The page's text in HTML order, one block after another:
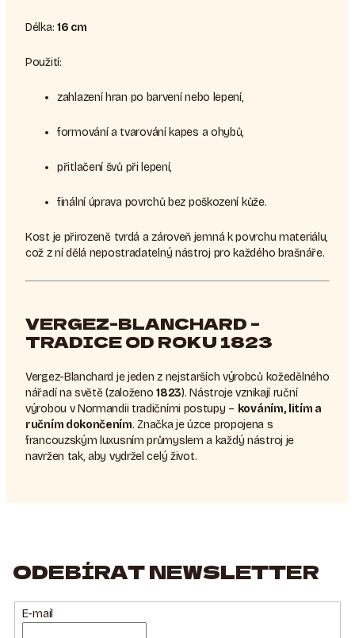
Délka: 16 cm
Použití:
zahlazení hran po barvení nebo lepení,
formování a tvarování kapes a ohybů,
přitlačení švů při lepení,
finální úprava povrchů bez poškození kůže.
Kost je přirozeně tvrdá a zároveň jemná k povrchu materiálu,
což z ní dělá nepostradatelný nástroj pro každého brašnáře.
VERGEZ-BLANCHARD –
TRADICE OD ROKU 1823
Vergez-Blanchard je jeden z nejstarších výrobců kožedělného
nářadí na světě (založeno1823). Nástroje vznikají ruční
výrobou v Normandii tradičními postupy – kováním, litím a
ručním dokončením. Značka je úzce propojena s
francouzským luxusním průmyslem a každý nástroj je
navržen tak, aby vydržel celý život.
ODEBÍRAT NEWSLETTER
E-mail